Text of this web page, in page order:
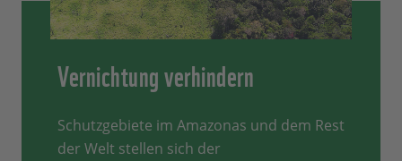
Vernichtung verhindern
Schutzgebiete im Amazonas und dem Rest
der Welt stellen sich der